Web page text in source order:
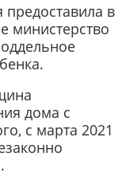
предоставила в
министерство
дома с
с марта 2021